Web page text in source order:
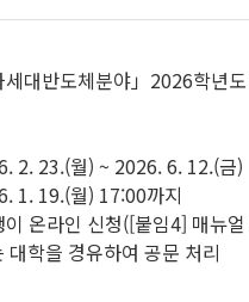
세대반도체분야」2026학년
2. 23.(월) ~ 2026. 6. 12.(금)
1. 19.(월) 17:00까지
온라인 신청([붙임4] 매뉴
학을 경유하여 공문 처리